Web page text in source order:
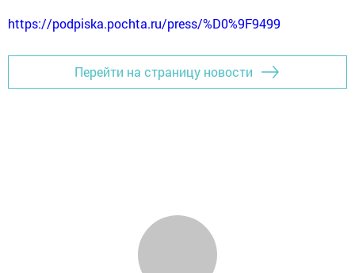
https://podpiska.pochta.ru/press/%D0%9F9499
Перейти на страницу новости